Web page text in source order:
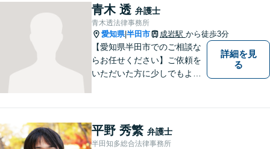
青木 透 弁護士
青木透法律事務所
愛知県|半田市 成岩駅 から徒歩3分
【愛知県半田市でのご相談な
らお任せください】ご依頼を
いただいた方に少しでもよい
詳細を見
る
平野 秀繁 弁護士
半田知多総合法律事務所